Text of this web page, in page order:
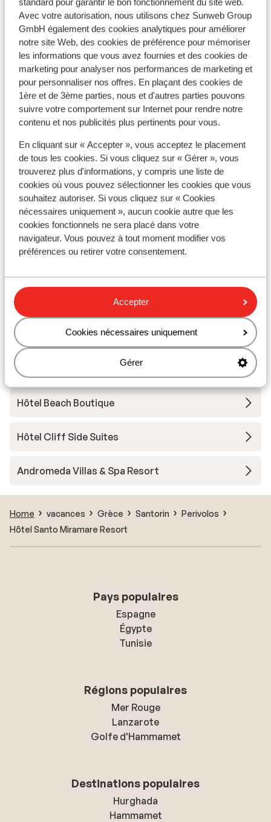
standard pour garantir le bon fonctionnement du site web.
Avec votre autorisation, nous utilisons chez Sunweb Group
GmbH également des cookies analytiques pour améliorer
notre site Web, des cookies de préférence pour mémoriser
les informations que vous avez fournies et des cookies de
marketing pour analyser nos performances de marketing et
pour personnaliser nos offres. En plaçant des cookies de
1ère et de 3ème parties, nous et d'autres parties pouvons
suivre votre comportement sur Internet pour rendre notre
contenu et nos publicités plus pertinents pour vous.
En cliquant sur « Accepter », vous acceptez le placement
de tous les cookies. Si vous cliquez sur « Gérer », vous
trouverez plus d'informations, y compris une liste de
cookies où vous pouvez sélectionner les cookies que vous
souhaitez autoriser. Si vous cliquez sur « Cookies
nécessaires uniquement », aucun cookie autre que les
cookies fonctionnels ne sera placé dans votre
navigateur. Vous pouvez à tout moment modifier vos
préférences ou retirer votre consentement.
Accepter
Cookies nécessaires uniquement
Gérer
Autres hébergements - Santorin
Amaria Beach Resort
Appartements Olympic Villas - Réservé aux
adultes
Hôtel et appartements Aegean Plaza
Hôtel Kamari Beach
Aegean View
Hôtel La Mer Deluxe & Spa - adults only
Alesahne Beach Hôtel
Afroditi Beach Hotel & Spa
Hôtel Mathios Village
Hôtel Beach Boutique
Hôtel Cliff Side Suites
Andromeda Villas & Spa Resort
Home vacances Grèce Santorin
Perivolos
Hôtel Santo Miramare Resort
Pays populaires
Espagne
Égypte
Tunisie
Régions populaires
Mer Rouge
Lanzarote
Golfe d'Hammamet
Destinations populaires
Hurghada
Hammamet